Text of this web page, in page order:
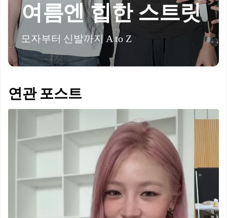
여름엔 힙한 스트릿
모자부터 신발까지 A to Z
연관 포스트